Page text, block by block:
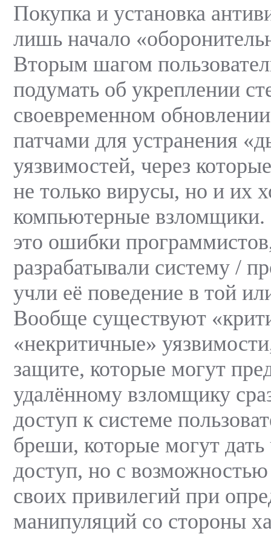
Покупка и установка
лишь начало
Вторым шагом
подумать об укреплении
своевременном
патчами для устранения
уязвимостей, через
не только вирусы, но и их
компьютерные
это ошибки
разрабатывали систему /
учли её поведение в той
Вообще существуют
«некритичные»
защите, которые могут
удалённому взломщику
доступ к системе
бреши, которые могут
доступ, но с
своих привилегий при
манипуляций со стороны